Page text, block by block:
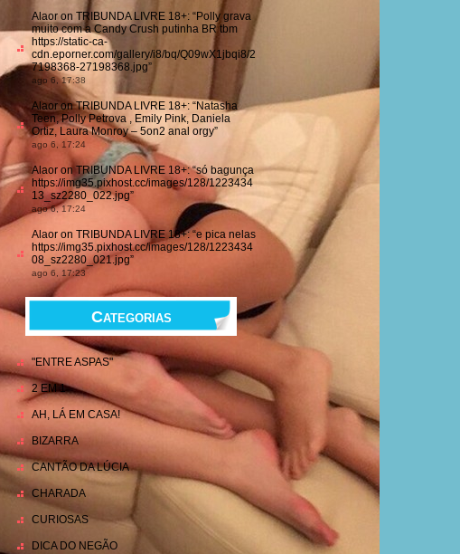
Alaor on TRIBUNDA LIVRE 18+: “Polly grava
muito com a Candy Crush putinha BR tbm
https://static-ca-
cdn.eporner.com/gallery/i8/bq/Q09wX1jbqi8/2
7198368-27198368.jpg”
ago 6, 17:38
AlaoronTRIBUNDA LIVRE 18+: “Natasha
Teen, Polly Petrova , Emily Pink, Daniela
Ortiz, Laura Monroy – 5on2 anal orgy”
ago 6, 17:24
Alaor on TRIBUNDA LIVRE 18+: “só bagunça
https://img35.pixhost.cc/images/128/1223434
13_sz2280_022.jpg”
ago 6, 17:24
Alaor on TRIBUNDA LIVRE 18+: “e pica nelas
https://img35.pixhost.cc/images/128/1223434
08_sz2280_021.jpg”
ago 6, 17:23
Categorias
"ENTRE ASPAS"
2 EM 1
AH, LÁ EM CASA!
BIZARRA
CANTÃO DA LÚCIA
CHARADA
CURIOSAS
DICA DO NEGÃO